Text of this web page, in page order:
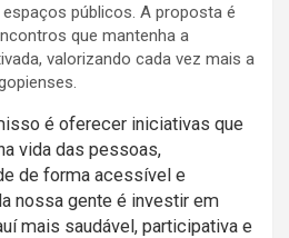
públicos. A proposta é
que mantenha a
valorizando cada vez mais a
é oferecer iniciativas que
vida das pessoas,
de forma acessível e
nossa gente é investir em
mais saudável, participativa e